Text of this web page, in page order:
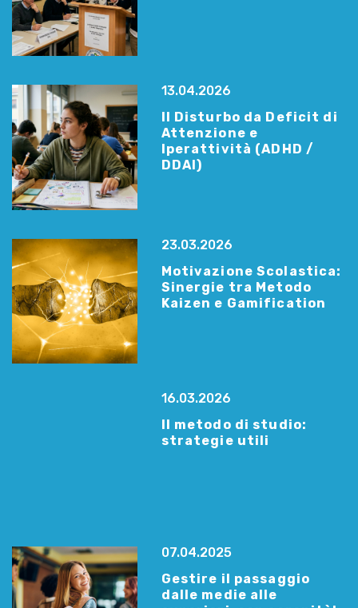
13.04.2026
Il Disturbo da Deficit di
Attenzione e
Iperattività (ADHD /
DDAI)
23.03.2026
Motivazione Scolastica:
Sinergie tra Metodo
Kaizen e Gamification
16.03.2026
Il metodo di studio:
strategie utili
07.04.2025
Gestire il passaggio
dalle medie alle